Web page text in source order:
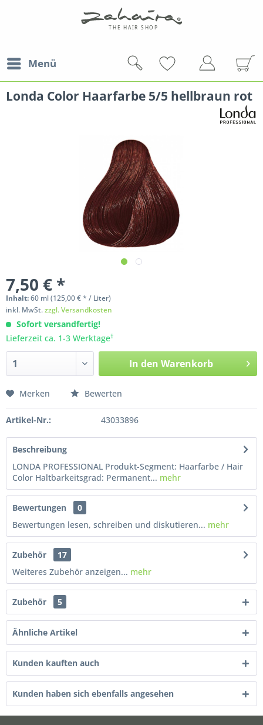
Menü
Londa Color Haarfarbe 5/5 hellbraun rot
7,50 € *
Inhalt:60 ml(125,00 € * / Liter)
inkl. MwSt.zzgl. Versandkosten
Sofort versandfertig!
Lieferzeit ca. 1-3 Werktage†
In den Warenkorb
Merken Bewerten
Artikel-Nr.: 43033896
Beschreibung
LONDA PROFESSIONAL Produkt-Segment: Haarfarbe / Hair
Color Haltbarkeitsgrad: Permanent... mehr
Bewertungen
0
Bewertungen lesen, schreiben und diskutieren... mehr
Zubehör
17
Weiteres Zubehör anzeigen... mehr
Zubehör 5
Ähnliche Artikel
Kunden kauften auch
Kunden haben sich ebenfalls angesehen